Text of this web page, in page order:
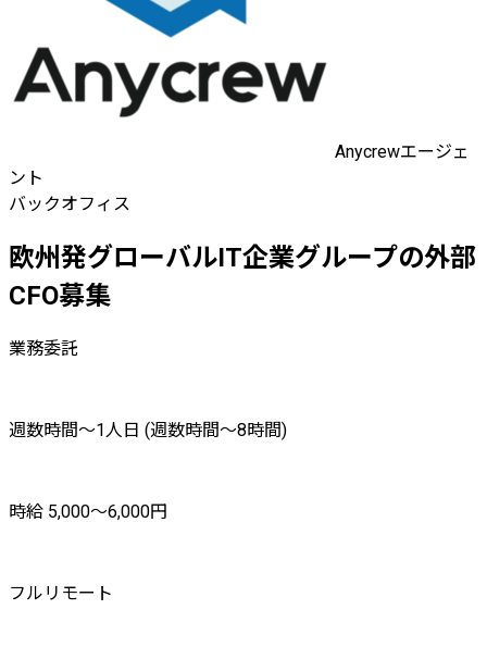
Anycrewエージェ
ント
バックオフィス
欧州発グローバルIT企業グループの外部
CFO募集
業務委託
週数時間〜1人日 (週数時間〜8時間)
時給 5,000〜6,000円
フルリモート